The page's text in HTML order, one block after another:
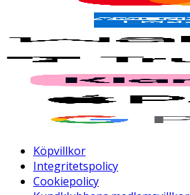
Köpvillkor
Integritetspolicy
Cookiepolicy